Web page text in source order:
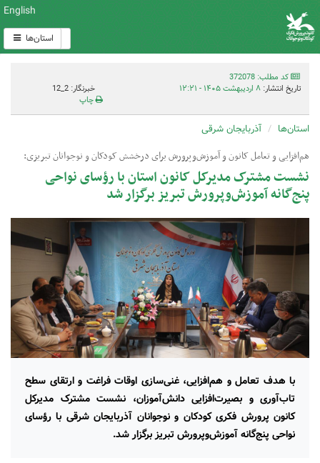
English
استان‌ها
کد مطلب: 372078
تاریخ انتشار: ۸ اردیبهشت ۱۴۰۵ - ۱۲:۲۱
خبرنگار: 2_12
چاپ
استان‌ها آذربایجان شرقی
هم‌افزایی و تعامل کانون و آموزش‌وپرورش برای درخشش کودکان و نوجوانان تبریزی:
نشست مشترک مدیرکل کانون استان با رؤسای نواحی
پنج‌گانه آموزش‌وپرورش تبریز برگزار شد
با هدف تعامل و هم‌افزایی، غنی‌سازی اوقات فراغت و ارتقای سطح
تاب‌آوری و بصیرت‌افزایی دانش‌آموزان، نشست مشترک مدیرکل
کانون پرورش فکری کودکان و نوجوانان آذربایجان شرقی با رؤسای
نواحی پنج‌گانه آموزش‌وپرورش تبریز برگزار شد.